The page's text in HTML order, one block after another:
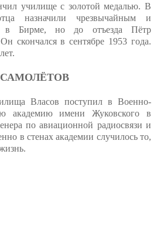
училище с золотой медалью. В
назначили чрезвычайным и
в Бирме, но до отъезда Пётр
скончался в сентябре 1953 года.
Власов поступил в Военно-
академию имени Жуковского в
по авиационной радиосвязи и
в стенах академии случилось то,